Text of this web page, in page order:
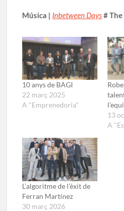
Música | Inbetween Days#
10 anys de BAGI
22 març 2025
A "Emprenedoria"
13
A
L’algoritme de l’èxit de
Ferran Martínez
30 març 2026